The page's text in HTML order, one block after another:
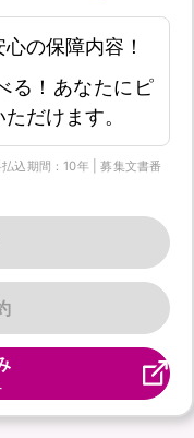
の保障内容！
る！あなたにピ
だけます。
込期間：10年 | 募集文書番